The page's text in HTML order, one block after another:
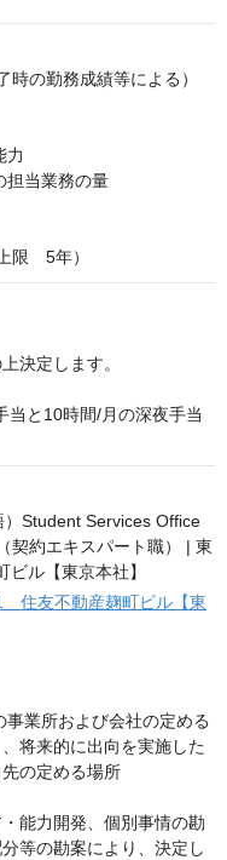
の勤務成績等による）
力
担当業務の量
　5年）
決定します。
当と10時間/月の深夜手当
住友不動産麹町ビル【東
事業所および会社の定める
将来的に出向を実施した
の定める場所
能力開発、個別事情の勘
等の勘案により、決定し